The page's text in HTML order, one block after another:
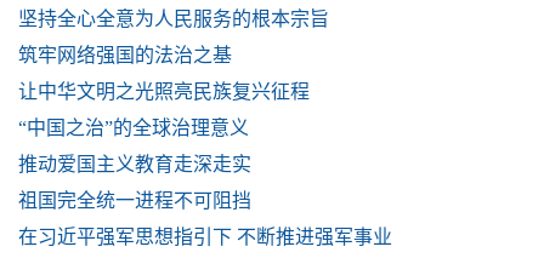
坚持全心全意为人民服务的根本宗旨
筑牢网络强国的法治之基
让中华文明之光照亮民族复兴征程
“中国之治”的全球治理意义
推动爱国主义教育走深走实
祖国完全统一进程不可阻挡
在习近平强军思想指引下 不断推进强军事业